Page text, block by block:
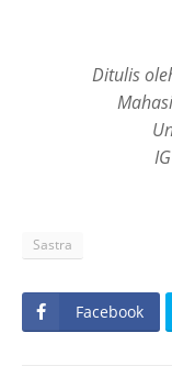
Ditulis oleh
Sastra
Facebook